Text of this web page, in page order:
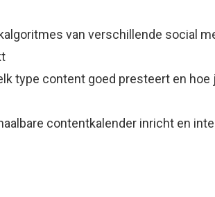
van verschillende social
type content goed presteert en hoe
contentkalender inricht en